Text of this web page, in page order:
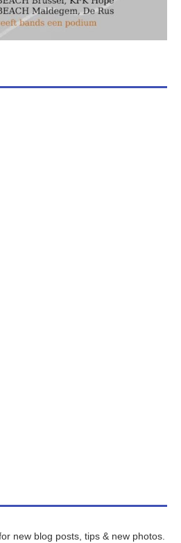
new blog posts, tips & new photos.